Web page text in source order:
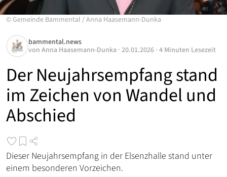
©Gemeinde Bammental /Anna Haasemann-Dunka
Der Neujahrsempfang stand
im Zeichen von Wandel und
Abschied
bammental.news
von Anna Haasemann-Dunka · 20.01.2026 · 4 Minuten Lesezeit
Dieser Neujahrsempfang in der Elsenzhalle stand unter
einem besonderen Vorzeichen.